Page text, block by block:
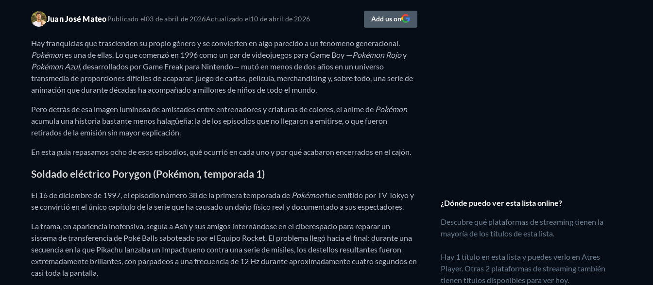
Juan José MateoPublicado el03 de abril de 2026Actualizado el10 de abril de 2026 Add us on
Hay franquicias que trascienden su propio género y se convierten en algo parecido a un fenómeno generacional.
Pokémones una de ellas. Lo que comenzó en 1996 como un par de videojuegos para Game Boy —Pokémon Rojoy
Pokémon Azul, desarrollados por Game Freak para Nintendo— mutó en menos de dos años en un universo
transmedia de proporciones difíciles de acaparar: juego de cartas, película, merchandising y, sobre todo, una serie de
animación que durante décadas ha acompañado a millones de niños de todo el mundo.
Pero detrás de esa imagen luminosa de amistades entre entrenadores y criaturas de colores, el anime de Pokémon
acumula una historia bastante menos halagüeña: la de los episodios que no llegaron a emitirse, o que fueron
retirados de la emisión sin mayor explicación.
En esta guía repasamos ocho de esos episodios, qué ocurrió en cada uno y por qué acabaron encerrados en el cajón.
Soldado eléctrico Porygon (Pokémon, temporada 1)
El 16 de diciembre de 1997, el episodio número 38 de la primera temporada de Pokémonfue emitido por TV Tokyo y
se convirtió en el único capítulo de la serie que ha causado un daño físico real y documentado a sus espectadores.
La trama, en apariencia inofensiva, seguía a Ash y sus amigos internándose en el ciberespacio para reparar un
sistema de transferencia de Poké Balls saboteado por el Equipo Rocket. El problema llegó hacia el final: durante una
secuencia en la que Pikachu lanzaba un Impactrueno contra una serie de misiles, los destellos resultantes fueron
extremadamente brillantes, con parpadeos a una frecuencia de 12 Hz durante aproximadamente cuatro segundos en
casi toda la pantalla.
¿Dónde puedo ver esta lista online?
Descubre qué plataformas de streaming tienen la
mayoría de los títulos de esta lista.
Hay 1 título en esta lista y puedes verlo en Atres
Player.Otras 2 plataformas de streaming también
tienen títulos disponibles para ver hoy.